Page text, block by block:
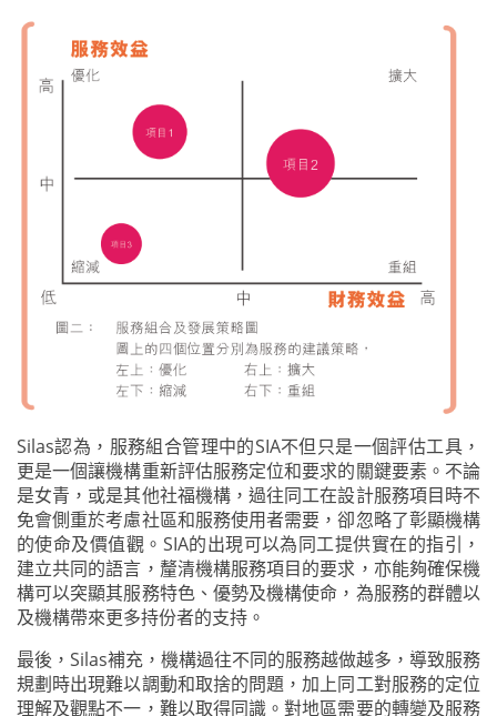
Silas認為，服務組合管理中的SIA不但只是一個評估工具，
更是一個讓機構重新評估服務定位和要求的關鍵要素。不論
是女青，或是其他社福機構，過往同工在設計服務項目時不
免會側重於考慮社區和服務使用者需要，卻忽略了彰顯機構
的使命及價值觀。SIA的出現可以為同工提供實在的指引，
建立共同的語言，釐清機構服務項目的要求，亦能夠確保機
構可以突顯其服務特色、優勢及機構使命，為服務的群體以
及機構帶來更多持份者的支持。
最後，Silas補充，機構過往不同的服務越做越多，導致服務
規劃時出現難以調動和取捨的問題，加上同工對服務的定位
理解及觀點不一，難以取得同識。對地區需要的轉變及服務